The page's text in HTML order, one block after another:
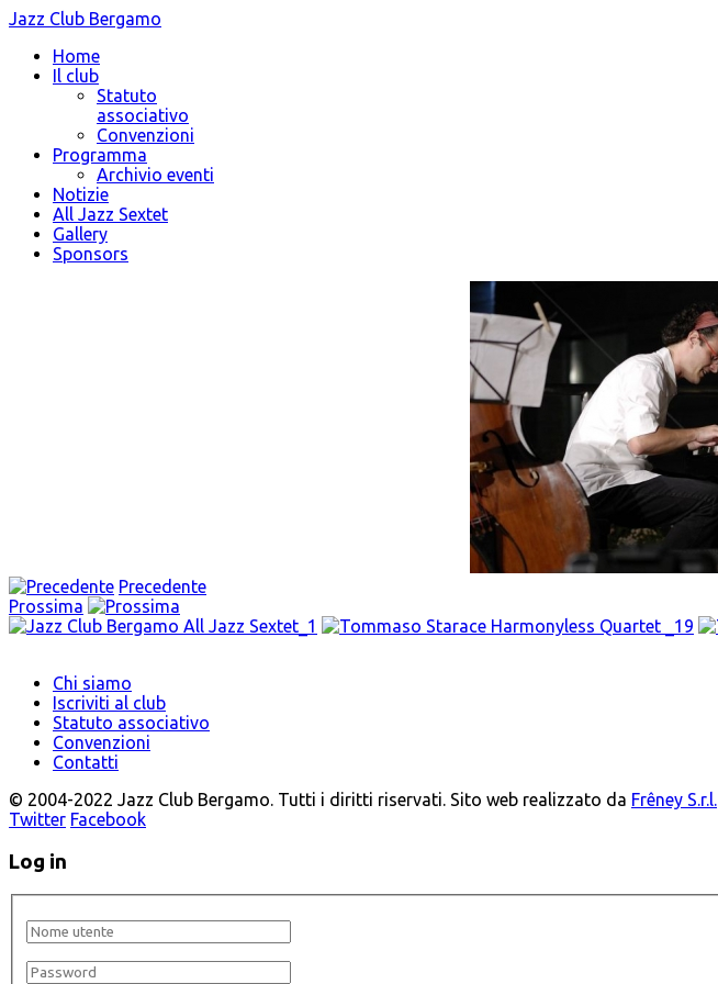
Jazz Club Bergamo
Home
Il club
Statuto
associativo
Convenzioni
Programma
Archivio eventi
Notizie
All Jazz Sextet
Gallery
Sponsors
Precedente
Prossima
Chi siamo
Iscriviti al club
Statuto associativo
Convenzioni
Contatti
© 2004-2022 Jazz Club Bergamo. Tutti i diritti riservati. Sito web realizzato da Frêney S.r.l.
Twitter Facebook
Log in